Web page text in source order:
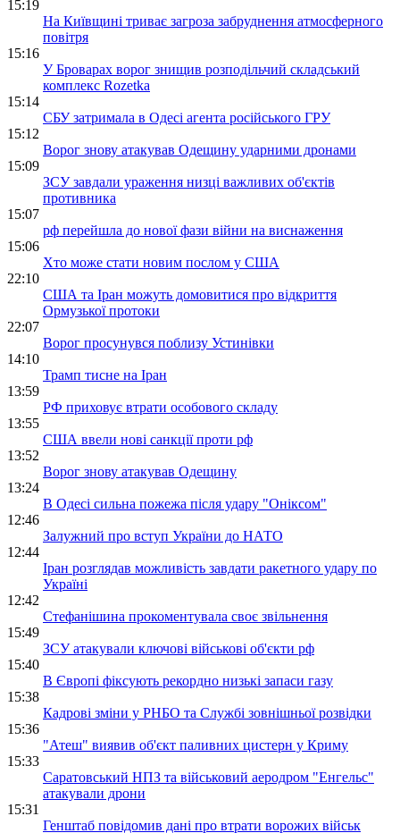
15:19
На Київщині триває загроза забруднення атмосферного
повітря
15:16
У Броварах ворог знищив розподільчий складський
комплекс Rozetka
15:14
СБУ затримала в Одесі агента російського ГРУ
15:12
Ворог знову атакував Одещину ударними дронами
15:09
ЗСУ завдали ураження низці важливих об'єктів
противника
15:07
рф перейшла до нової фази війни на виснаження
15:06
Хто може стати новим послом у США
22:10
США та Іран можуть домовитися про відкриття
Ормузької протоки
22:07
Ворог просунувся поблизу Устинівки
14:10
Трамп тисне на Іран
13:59
РФ приховує втрати особового складу
13:55
США ввели нові санкції проти рф
13:52
Ворог знову атакував Одещину
13:24
В Одесі сильна пожежа після удару "Оніксом"
12:46
Залужний про вступ України до НАТО
12:44
Іран розглядав можливість завдати ракетного удару по
Україні
12:42
Стефанішина прокоментувала своє звільнення
15:49
ЗСУ атакували ключові військові об'єкти рф
15:40
В Європі фіксують рекордно низькі запаси газу
15:38
Кадрові зміни у РНБО та Службі зовнішньої розвідки
15:36
"Атеш" виявив об'єкт паливних цистерн у Криму
15:33
Саратовський НПЗ та військовий аеродром "Енгельс"
атакували дрони
15:31
Генштаб повідомив дані про втрати ворожих військ